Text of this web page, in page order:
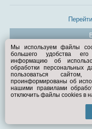
©
Мы используем файлы
большего удобства
информацию об
обработки персональных
пользоваться
проинформированы об
нашими правилами
отключить файлы cookies в